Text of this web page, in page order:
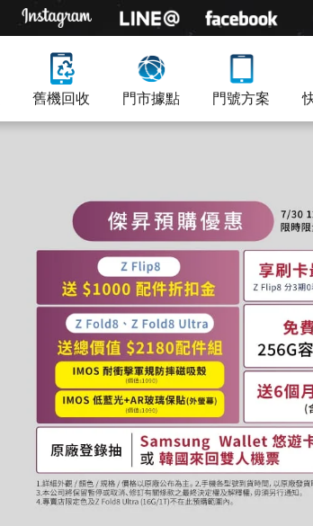
舊機回收 門市據點 門號方案